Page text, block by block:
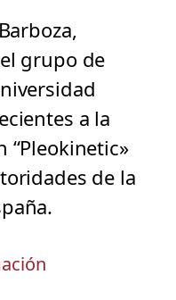
grupo de
a la
“Pleokinetic»
de la